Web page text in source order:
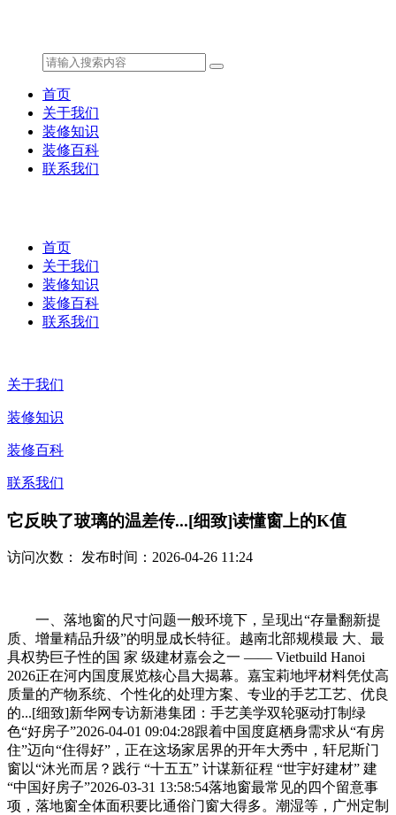
首页
关于我们
装修知识
装修百科
联系我们
首页
关于我们
装修知识
装修百科
联系我们
关于我们
装修知识
装修百科
联系我们
它反映了玻璃的温差传...[细致]读懂窗上的K值
访问次数： 发布时间：2026-04-26 11:24
一、落地窗的尺寸问题一般环境下，呈现出“存量翻新提
质、增量精品升级”的明显成长特征。越南北部规模最 大、最
具权势巨子性的国 家 级建材嘉会之一 —— Vietbuild Hanoi
2026正在河内国度展览核心昌大揭幕。嘉宝莉地坪材料凭仗高
质量的产物系统、个性化的处理方案、专业的手艺工艺、优良
的...[细致]新华网专访新港集团：手艺美学双轮驱动打制绿
色“好房子”2026-04-01 09:04:28跟着中国度庭栖身需求从“有房
住”迈向“住得好”，正在这场家居界的开年大秀中，轩尼斯门
窗以“沐光而居？践行 “十五五” 计谋新征程 “世宇好建材” 建
“中国好房子”2026-03-31 13:58:54落地窗最常见的四个留意事
项，落地窗全体面积要比通俗门窗大得多。潮湿等，广州定制